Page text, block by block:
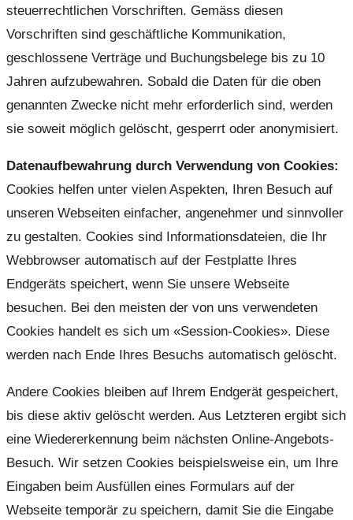
steuerrechtlichen Vorschriften. Gemäss diesen
Vorschriften sind geschäftliche Kommunikation,
geschlossene Verträge und Buchungsbelege bis zu 10
Jahren aufzubewahren. Sobald die Daten für die oben
genannten Zwecke nicht mehr erforderlich sind, werden
sie soweit möglich gelöscht, gesperrt oder anonymisiert.
Datenaufbewahrung durch Verwendung von Cookies:
Cookies helfen unter vielen Aspekten, Ihren Besuch auf
unseren Webseiten einfacher, angenehmer und sinnvoller
zu gestalten. Cookies sind Informationsdateien, die Ihr
Webbrowser automatisch auf der Festplatte Ihres
Endgeräts speichert, wenn Sie unsere Webseite
besuchen. Bei den meisten der von uns verwendeten
Cookies handelt es sich um «Session-Cookies». Diese
werden nach Ende Ihres Besuchs automatisch gelöscht.
Andere Cookies bleiben auf Ihrem Endgerät gespeichert,
bis diese aktiv gelöscht werden. Aus Letzteren ergibt sich
eine Wiedererkennung beim nächsten Online-Angebots-
Besuch. Wir setzen Cookies beispielsweise ein, um Ihre
Eingaben beim Ausfüllen eines Formulars auf der
Webseite temporär zu speichern, damit Sie die Eingabe